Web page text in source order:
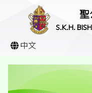
聖
S.K.H.
中文